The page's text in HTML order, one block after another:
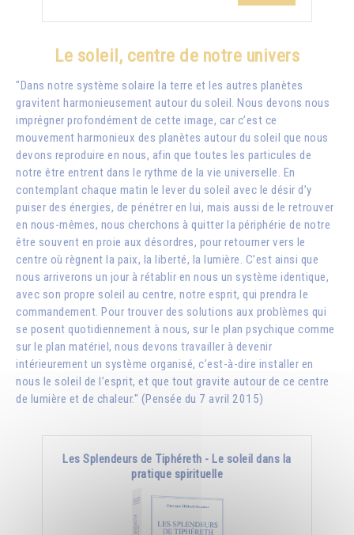
Le soleil, centre de notre univers
"Dans notre système solaire la terre et les autres planètes
gravitent harmonieusement autour du soleil. Nous devons nous
imprégner profondément de cette image, car c’est ce
mouvement harmonieux des planètes autour du soleil que nous
devons reproduire en nous, afin que toutes les particules de
notre être entrent dans le rythme de la vie universelle. En
contemplant chaque matin le lever du soleil avec le désir d’y
puiser des énergies, de pénétrer en lui, mais aussi de le retrouver
en nous-mêmes, nous cherchons à quitter la périphérie de notre
être souvent en proie aux désordres, pour retourner vers le
centre où règnent la paix, la liberté, la lumière. C’est ainsi que
nous arriverons un jour à rétablir en nous un système identique,
avec son propre soleil au centre, notre esprit, qui prendra le
commandement. Pour trouver des solutions aux problèmes qui
se posent quotidiennement à nous, sur le plan psychique comme
sur le plan matériel, nous devons travailler à devenir
intérieurement un système organisé, c’est-à-dire installer en
nous le soleil de l’esprit, et que tout gravite autour de ce centre
de lumière et de chaleur." (Pensée du 7 avril 2015)
Les Splendeurs de Tiphéreth - Le soleil dans la
pratique spirituelle